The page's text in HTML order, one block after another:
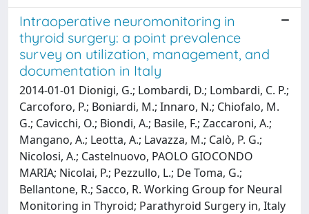
Intraoperative neuromonitoring in
thyroid surgery: a point prevalence
survey on utilization, management, and
documentation in Italy
2014-01-01 Dionigi, G.; Lombardi, D.; Lombardi, C. P.;
Carcoforo, P.; Boniardi, M.; Innaro, N.; Chiofalo, M.
G.; Cavicchi, O.; Biondi, A.; Basile, F.; Zaccaroni, A.;
Mangano, A.; Leotta, A.; Lavazza, M.; Calò, P. G.;
Nicolosi, A.; Castelnuovo, PAOLO GIOCONDO
MARIA; Nicolai, P.; Pezzullo, L.; De Toma, G.;
Bellantone, R.; Sacco, R. Working Group for Neural
Monitoring in Thyroid; Parathyroid Surgery in, Italy